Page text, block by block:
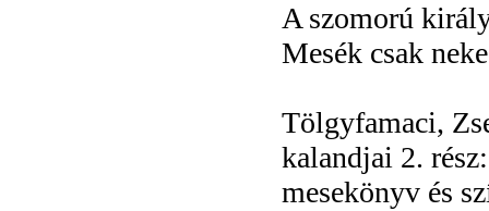
A szomorú
Mesék csak
Tölgyfamaci,
kalandjai 2.
mesekönyv és